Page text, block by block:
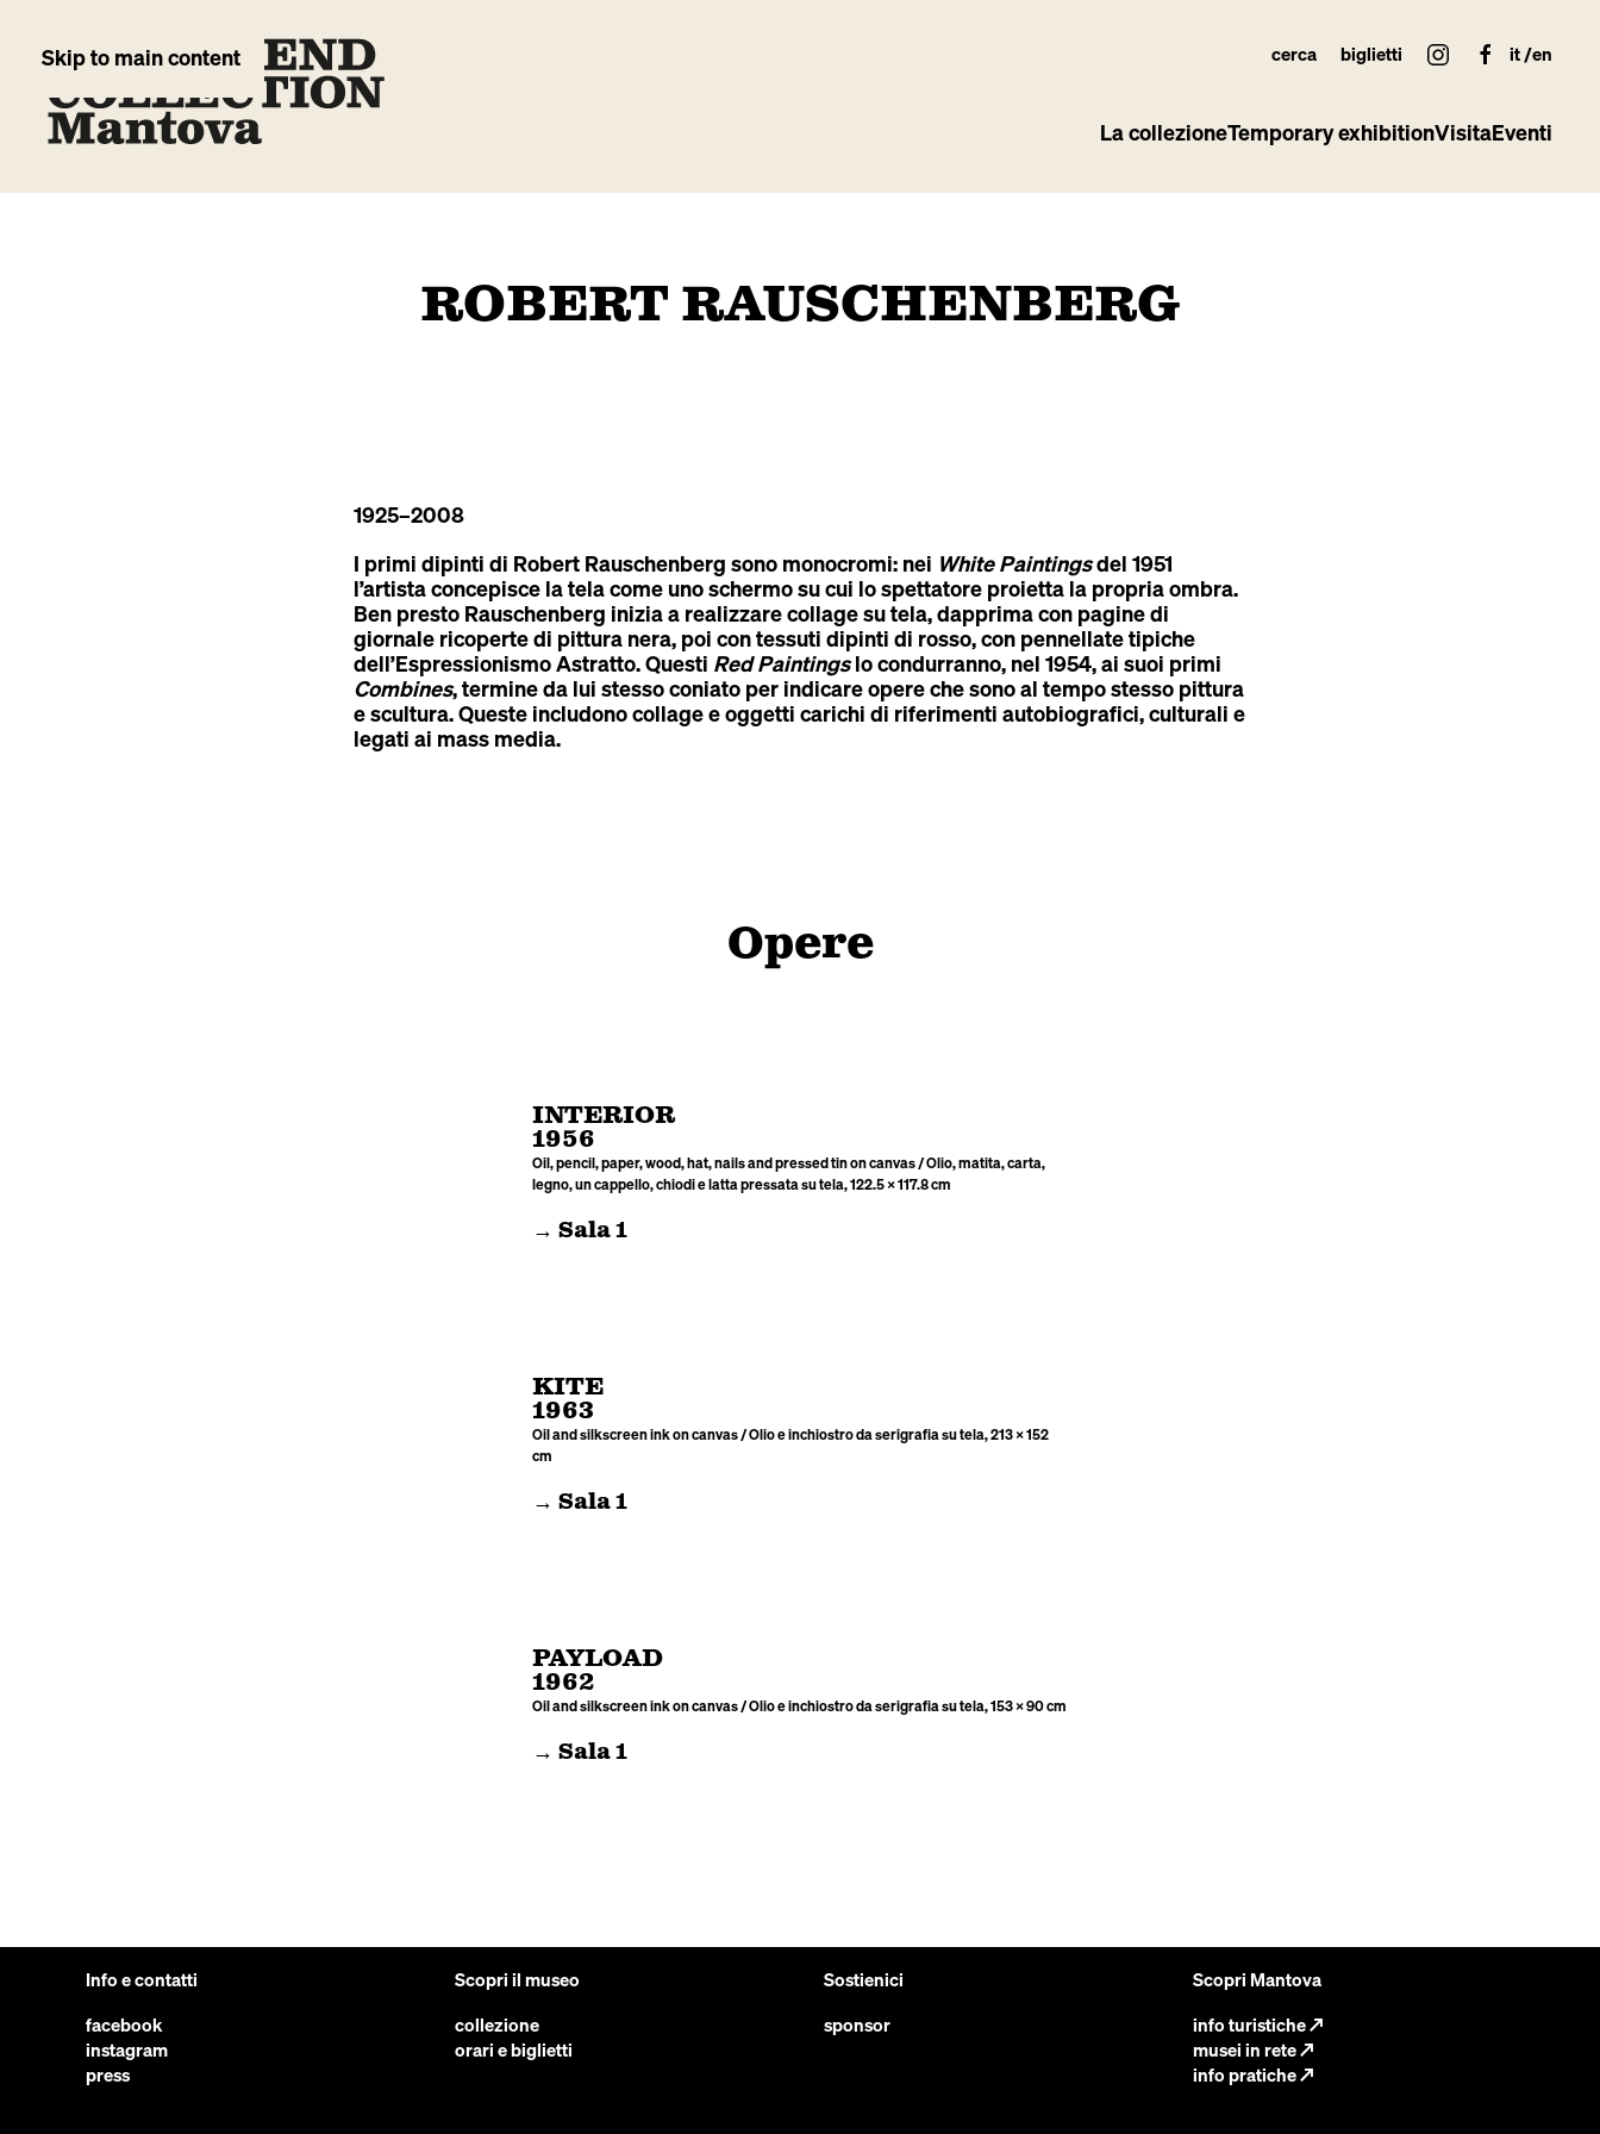
Skip to main content cerca biglietti it en
La collezioneTemporary exhibitionVisitaEventi
ROBERT RAUSCHENBERG
1925–2008
I primi dipinti di Robert Rauschenberg sono monocromi: nei White Paintingsdel 1951
l’artista concepisce la tela come uno schermo su cui lo spettatore proietta la propria ombra.
Ben presto Rauschenberg inizia a realizzare collage su tela, dapprima con pagine di
giornale ricoperte di pittura nera, poi con tessuti dipinti di rosso, con pennellate tipiche
dell’Espressionismo Astratto. Questi Red Paintingslo condurranno, nel 1954, ai suoi primi
Combines, termine da lui stesso coniato per indicare opere che sono al tempo stesso pittura
e scultura. Queste includono collage e oggetti carichi di riferimenti autobiografici, culturali e
legati ai mass media.
Opere
INTERIOR
1956
Oil, pencil, paper, wood, hat, nails and pressed tin on canvas / Olio, matita, carta,
legno, un cappello, chiodi e latta pressata su tela, 122.5 × 117.8 cm
→ Sala 1
KITE
1963
Oil and silkscreen ink on canvas / Olio e inchiostro da serigrafia su tela, 213 × 152
cm
→ Sala 1
PAYLOAD
1962
Oil and silkscreen ink on canvas / Olio e inchiostro da serigrafia su tela, 153 × 90 cm
→ Sala 1
Info e contatti
facebook
instagram
press
Scopri il museo
collezione
orari e biglietti
Sostienici
sponsor
Scopri Mantova
info turistiche↗
musei in rete↗
info pratiche↗